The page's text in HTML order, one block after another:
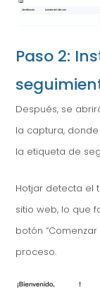
Paso 2:
Después, se
la captura,
la etiqueta de
Hotjar detecta el
sitio web, lo que
botón
proceso.